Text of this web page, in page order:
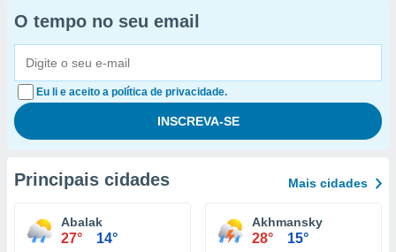
O tempo no seu email
Eu li e aceito a política de privacidade.
Principais cidades Mais cidades
Abalak
27° 14°
Akhmansky
28° 15°